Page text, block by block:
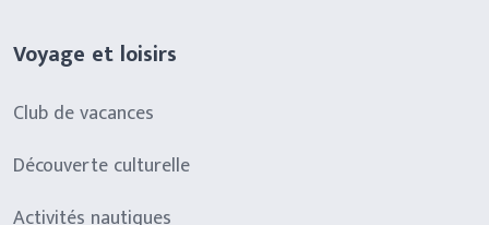
Voyage et loisirs
Club de vacances
Découverte culturelle